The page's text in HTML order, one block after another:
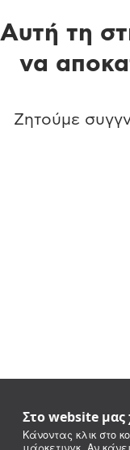
Στο website
Κάνοντας κλικ στο
Αυτή τη
να
Ζητούμε